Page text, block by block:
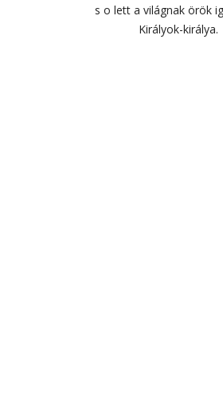
s o lett a világnak örök
Királyok-királya.